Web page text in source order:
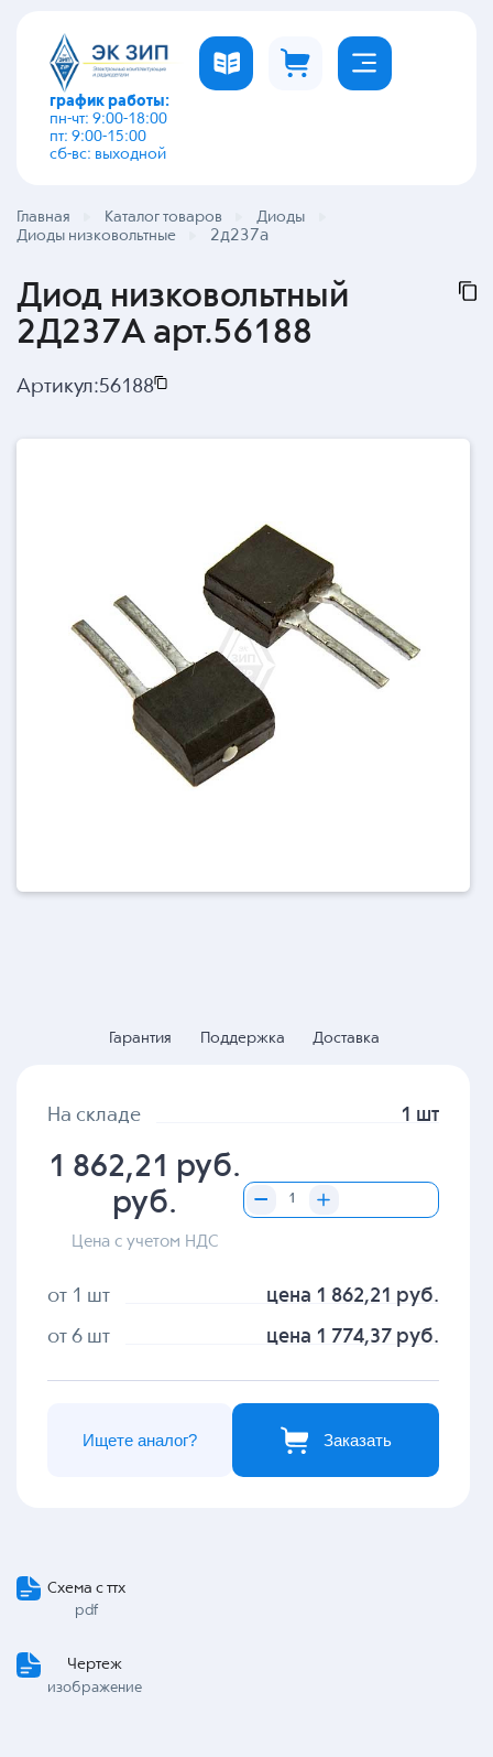
график работы:
пн-чт: 9:00-18:00
пт: 9:00-15:00
сб-вс: выходной
Главная Каталог товаров
Диоды
Диоды низковольтные
2д237а
Диод низковольтный
2Д237А арт.56188
Артикул:56188
Гарантия Поддержка Доставка
На складе 1 шт
1 862,21 руб.
руб.
Цена с учетом НДС
от 1 шт цена 1 862,21 руб.
от 6 шт цена 1 774,37 руб.
Заказать
Ищете аналог?
Схема с ттх
pdf
Чертеж
изображение